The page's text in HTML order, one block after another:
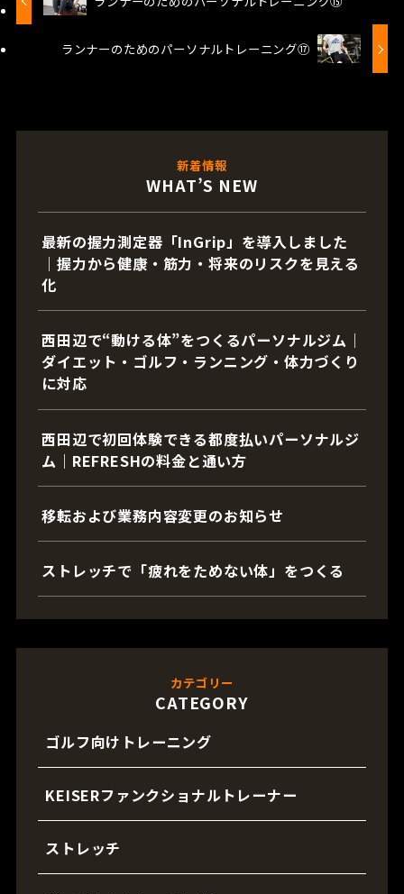
ランナーのためのパーソナルトレーニング⑰
新着情報
WHAT’S NEW
最新の握力測定器「InGrip」を導入しました
｜握力から健康・筋力・将来のリスクを見える
化
西田辺で“動ける体”をつくるパーソナルジム｜
ダイエット・ゴルフ・ランニング・体力づくり
に対応
西田辺で初回体験できる都度払いパーソナルジ
ム｜REFRESHの料金と通い方
移転および業務内容変更のお知らせ
ストレッチで「疲れをためない体」をつくる
カテゴリー
CATEGORY
ゴルフ向けトレーニング
KEISERファンクショナルトレーナー
ストレッチ